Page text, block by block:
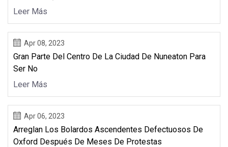
Leer Más
Apr 08, 2023
Gran Parte Del Centro De La Ciudad De Nuneaton Para
Ser No
Leer Más
Apr 06, 2023
Arreglan Los Bolardos Ascendentes Defectuosos De
Oxford Después De Meses De Protestas